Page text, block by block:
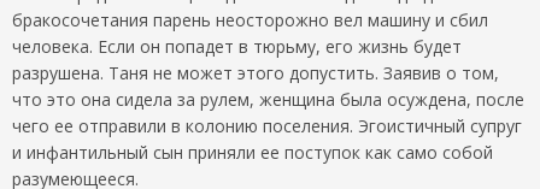
бракосочетания парень неосторожно вел машину и сбил
человека. Если он попадет в тюрьму, его жизнь будет
разрушена. Таня не может этого допустить. Заявив о том,
что это она сидела за рулем, женщина была осуждена, после
чего ее отправили в колонию поселения. Эгоистичный супруг
и инфантильный сын приняли ее поступок как само собой
разумеющееся.